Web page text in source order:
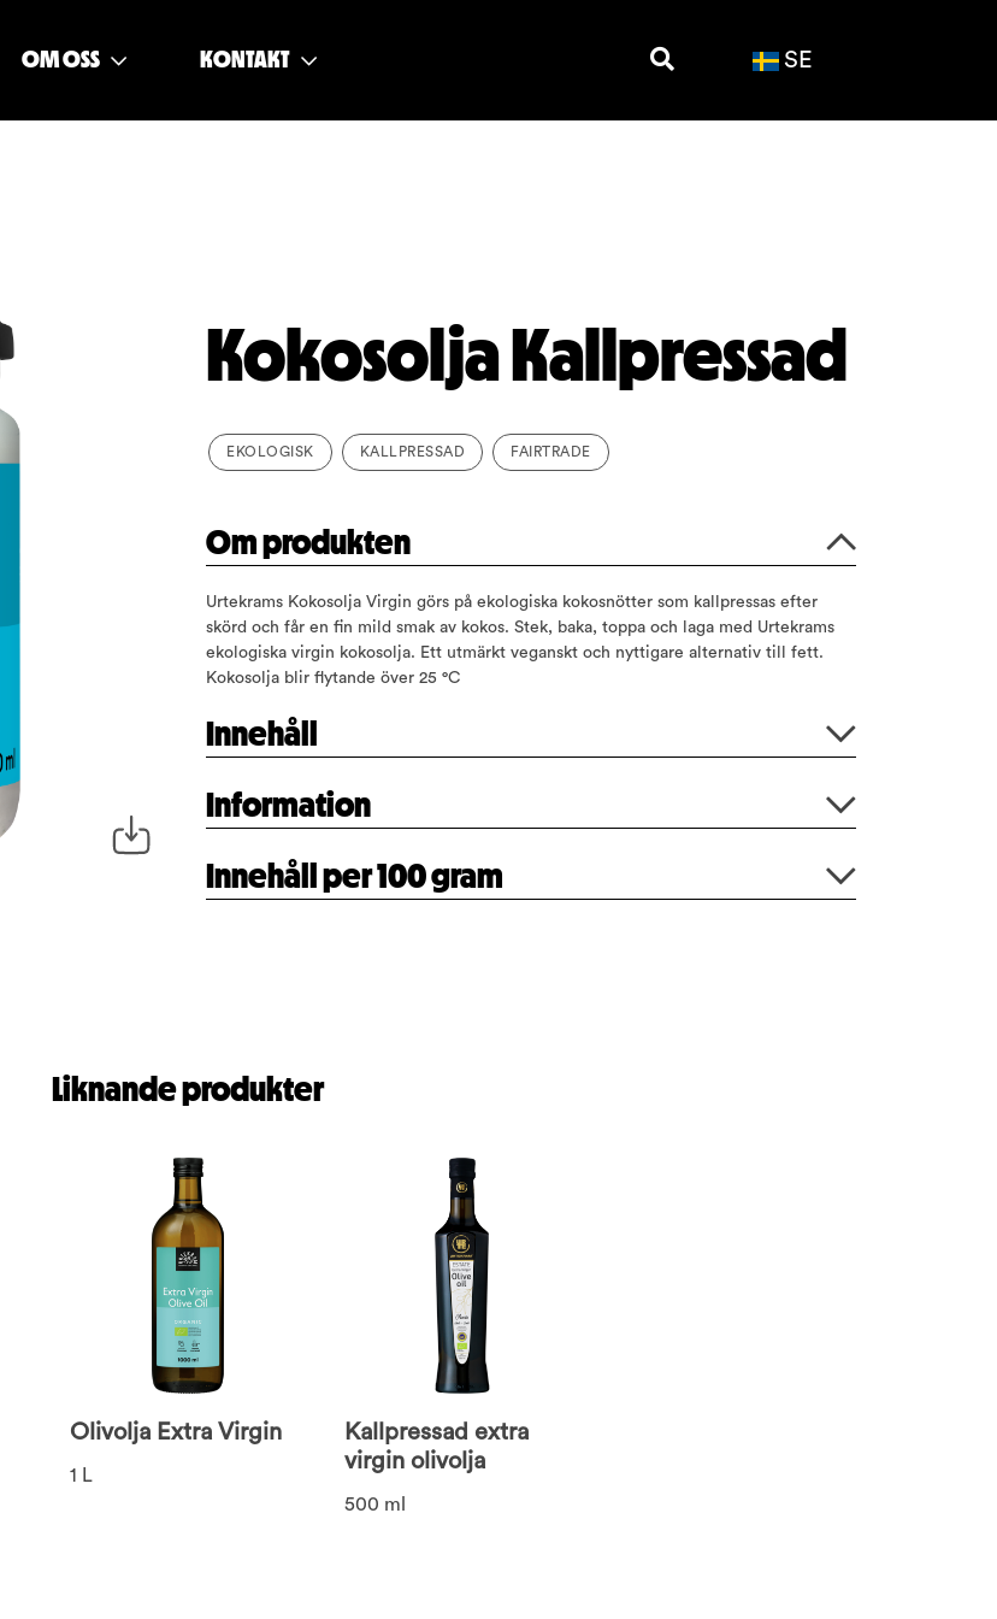
OM OSS KONTAKT SE
Kokosolja Kallpressad
EKOLOGISK KALLPRESSAD FAIRTRADE
Om produkten
Urtekrams Kokosolja Virgin görs på ekologiska kokosnötter som kallpressas efter
skörd och får en fin mild smak av kokos. Stek, baka, toppa och laga med Urtekrams
ekologiska virgin kokosolja. Ett utmärkt veganskt och nyttigare alternativ till fett.
Kokosolja blir flytande över 25 °C
Innehåll
Information
Innehåll per 100 gram
Liknande produkter
Olivolja Extra Virgin
1 L
Kallpressad extra
virgin olivolja
500 ml